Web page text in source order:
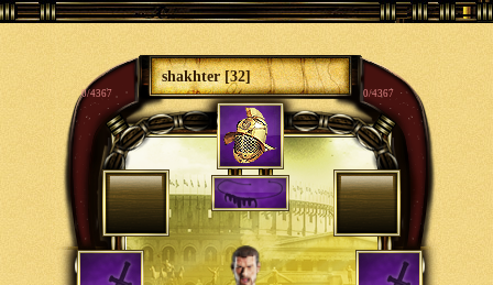
shakhter [32]
0/4367 0/4367